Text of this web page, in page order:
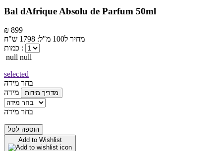
Bal dAfrique Absolu de Parfum 50ml
₪ 899
מחיר ל100 מ"ל: 1798 ש"ח
כמות :
null null
selected
בחר מידה
מידה
מדריך מידות
בחר מידה
הוספה לסל
Add to Wishlist